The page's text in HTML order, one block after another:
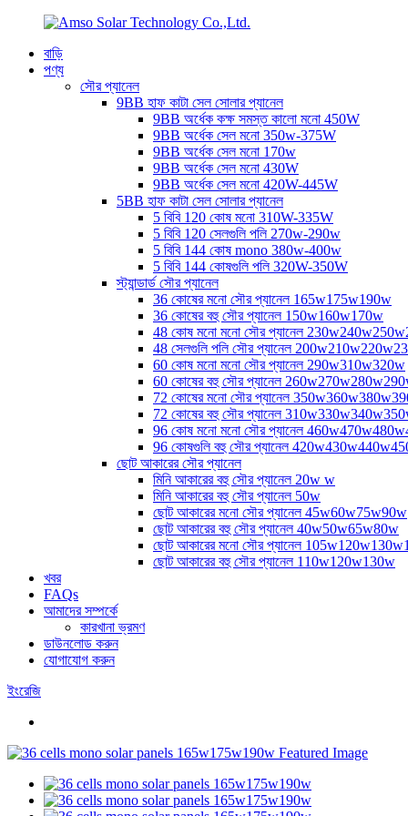
বাড়ি
পণ্য
সৌর প্যানেল
9BB হাফ কাটা সেল সোলার প্যানেল
9BB অর্ধেক কক্ষ সমস্ত কালো মনো 450W
9BB অর্ধেক সেল মনো 350w-375W
9BB অর্ধেক সেল মনো 170w
9BB অর্ধেক সেল মনো 430W
9BB অর্ধেক সেল মনো 420W-445W
5BB হাফ কাটা সেল সোলার প্যানেল
5 বিবি 120 কোষ মনো 310W-335W
5 বিবি 120 সেলগুলি পলি 270w-290w
5 বিবি 144 কোষ mono 380w-400w
5 বিবি 144 কোষগুলি পলি 320W-350W
স্ট্যান্ডার্ড সৌর প্যানেল
36 কোষের মনো সৌর প্যানেল 165w175w190w
36 কোষের বহু সৌর প্যানেল 150w160w170w
48 কোষ মনো মনো সৌর প্যানেল
48 সেলগুলি পলি সৌর প্যানেল
60 কোষ মনো মনো সৌর প্যানেল 290w310w320w
60 কোষের বহু সৌর প্যানেল
72 কোষের মনো সৌর প্যানেল
72 কোষের বহু সৌর প্যানেল
96 কোষ মনো মনো সৌর প্যানেল
96 কোষগুলি বহু সৌর প্যানেল
ছোট আকারের সৌর প্যানেল
মিনি আকারের বহু সৌর প্যানেল 20w w
মিনি আকারের বহু সৌর প্যানেল 50w
ছোট আকারের মনো সৌর প্যানেল 45w60w75w90w
ছোট আকারের বহু সৌর প্যানেল 40w50w65w80w
ছোট আকারের মনো সৌর প্যানেল
ছোট আকারের বহু সৌর প্যানেল 110w120w130w
খবর
FAQs
আমাদের সম্পর্কে
কারখানা ভ্রমণ
ডাউনলোড করুন
যোগাযোগ করুন
ইংরেজি